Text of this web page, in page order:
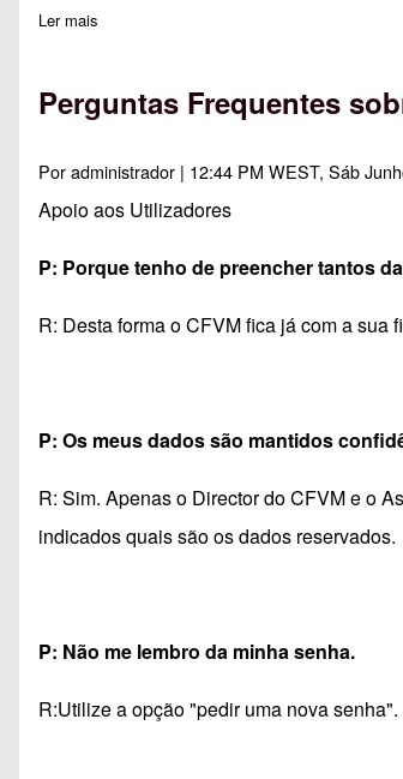
Ler mais
Perguntas Frequentes
Poradministrador | 12:44 PM WEST, Sáb
Apoio aos Utilizadores
P: Porque tenho de preencher tantos
R: Desta forma o CFVM fica já com a sua
P: Os meus dados são mantidos
R: Sim. Apenas o Director do CFVM e o
indicados quais são os dados reservados.
P: Não me lembro da minha senha.
R:Utilize a opção "pedir uma nova senha".